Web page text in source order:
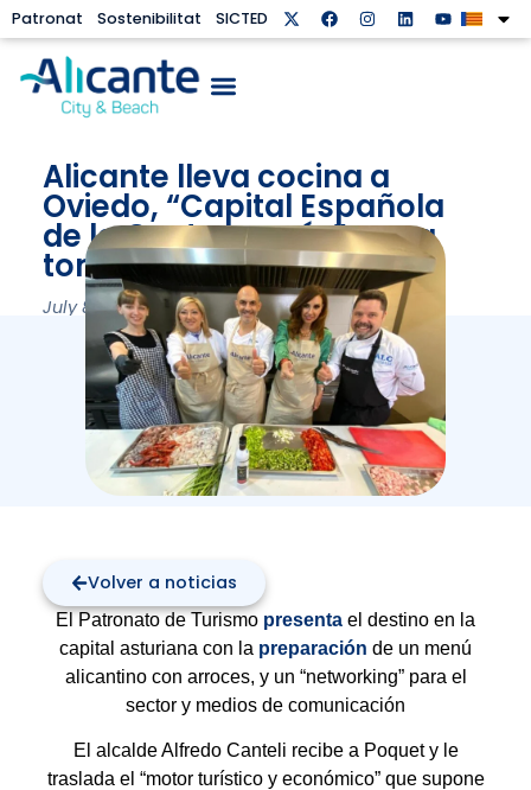
Patronat Sostenibilitat SICTED
Alicante lleva cocina a
Oviedo, “Capital Española
de la Gastronomía”, para
tomar el relevo
July 8, 2024
Volver a noticias
El Patronato de Turismo presenta el destino en la
capital asturiana con la preparación de un menú
alicantino con arroces, y un “networking” para el
sector y medios de comunicación
El alcalde Alfredo Canteli recibe a Poquet y le
traslada el “motor turístico y económico” que supone